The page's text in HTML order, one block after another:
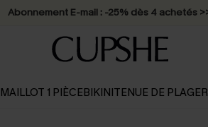
* Livraison éclair 2-3 jours ouvrés >>
MAILLOT 1 PIÈCEBIKINITENUE DE PLAGE